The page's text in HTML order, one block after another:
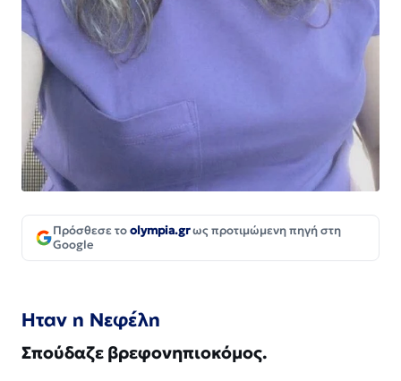
Πρόσθεσε τοolympia.grως προτιμώμενη πηγή στη
Google
Ηταν η Νεφέλη
Σπούδαζε βρεφονηπιοκόμος.